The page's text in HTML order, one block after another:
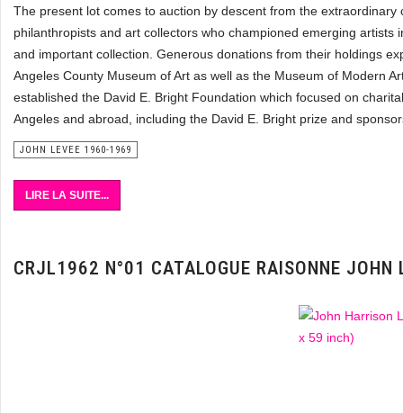
The present lot comes to auction by descent from the
philanthropists and art collectors who championed emerging
and important collection. Generous donations from their holdings
Angeles County Museum of Art as well as the Museum of Modern
established the David E. Bright Foundation which focused on
Angeles and abroad, including the David E. Bright prize and
JOHN LEVEE 1960-1969
LIRE LA SUITE...
CRJL1962 N°01 CATALOGUE RAISONNE JOHN